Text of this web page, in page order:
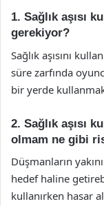
1. Sağlık aşısı
gerekiyor?
Sağlık aşısını
süre zarfında
bir yerde
2. Sağlık aşısı
olmam ne gibi
Düşmanların
hedef haline
kullanırken hasar